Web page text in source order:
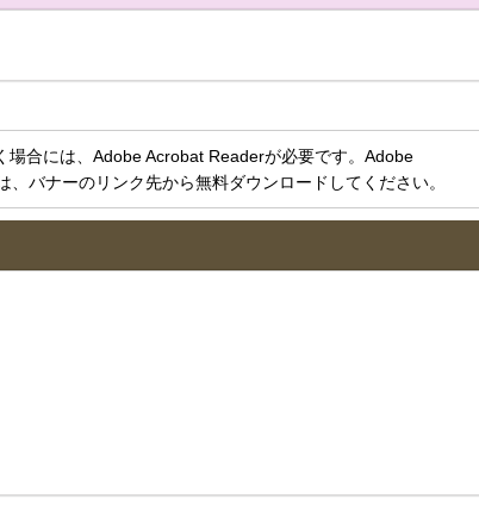
場合には、Adobe Acrobat Readerが必要です。Adobe
バナーのリンク先から無料ダウンロードしてください。